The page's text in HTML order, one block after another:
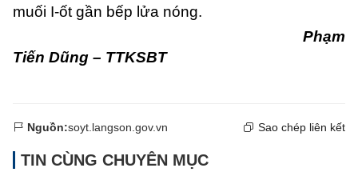
muối I-ốt gần bếp lửa nóng.
Phạm
Tiến Dũng – TTKSBT
Nguồn:soyt.langson.gov.vn Sao chép liên kết
TIN CÙNG CHUYÊN MỤC